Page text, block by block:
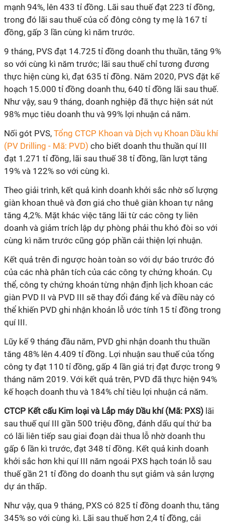
mạnh 94%, lên 433 tỉ đồng. Lãi sau thuế đạt 223 tỉ đồng,
trong đó lãi sau thuế của cổ đông công ty mẹ là 167 tỉ
đồng, gấp 3 lần cùng kì năm trước.
9 tháng, PVS đạt 14.725 tỉ đồng doanh thu thuần, tăng 9%
so với cùng kì năm trước; lãi sau thuế chỉ tương đương
thực hiện cùng kì, đạt 635 tỉ đồng. Năm 2020, PVS đặt kế
hoạch 15.000 tỉ đồng doanh thu, 640 tỉ đồng lãi sau thuế.
Như vậy, sau 9 tháng, doanh nghiệp đã thực hiện sát nút
98% mục tiêu doanh thu và 99% lợi nhuận cả năm.
Nối gót PVS, Tổng CTCP Khoan và Dịch vụ Khoan Dầu khí
(PV Drilling - Mã: PVD) cho biết doanh thu thuần quí III
đạt 1.271 tỉ đồng, lãi sau thuế 38 tỉ đồng, lần lượt tăng
19% và 122% so với cùng kì.
Theo giải trình, kết quả kinh doanh khởi sắc nhờ số lượng
giàn khoan thuê và đơn giá cho thuê giàn khoan tự nâng
tăng 4,2%. Mặt khác việc tăng lãi từ các công ty liên
doanh và giảm trích lập dự phòng phải thu khó đòi so với
cùng kì năm trước cũng góp phần cải thiện lợi nhuận.
Kết quả trên đi ngược hoàn toàn so với dự báo trước đó
của các nhà phân tích của các công ty chứng khoán. Cụ
thể, công ty chứng khoán từng nhận định lịch khoan các
giàn PVD II và PVD III sẽ thay đổi đáng kể và điều này có
thể khiến PVD ghi nhận khoản lỗ ước tính 15 tỉ đồng trong
quí III.
Lũy kế 9 tháng đầu năm, PVD ghi nhận doanh thu thuần
tăng 48% lên 4.409 tỉ đồng. Lợi nhuận sau thuế của tổng
công ty đạt 110 tỉ đồng, gấp 4 lần giá trị đạt được trong 9
tháng năm 2019. Với kết quả trên, PVD đã thực hiện 94%
kế hoạch doanh thu và 184% chỉ tiêu lợi nhuận cả năm.
CTCP Kết cấu Kim loại và Lắp máy Dầu khí (Mã: PXS) lãi
sau thuế quí III gần 500 triệu đồng, đánh dấu quí thứ ba
có lãi liên tiếp sau giai đoạn dài thua lỗ nhờ doanh thu
gấp 6 lần kì trước, đạt 348 tỉ đồng. Kết quả kinh doanh
khởi sắc hơn khi quí III năm ngoái PXS hạch toán lỗ sau
thuế gần 21 tỉ đồng do doanh thu sụt giảm và sản lượng
dự án thấp.
Như vậy, qua 9 tháng, PXS có 825 tỉ đồng doanh thu, tăng
345% so với cùng kì. Lãi sau thuế hơn 2,4 tỉ đồng, cải